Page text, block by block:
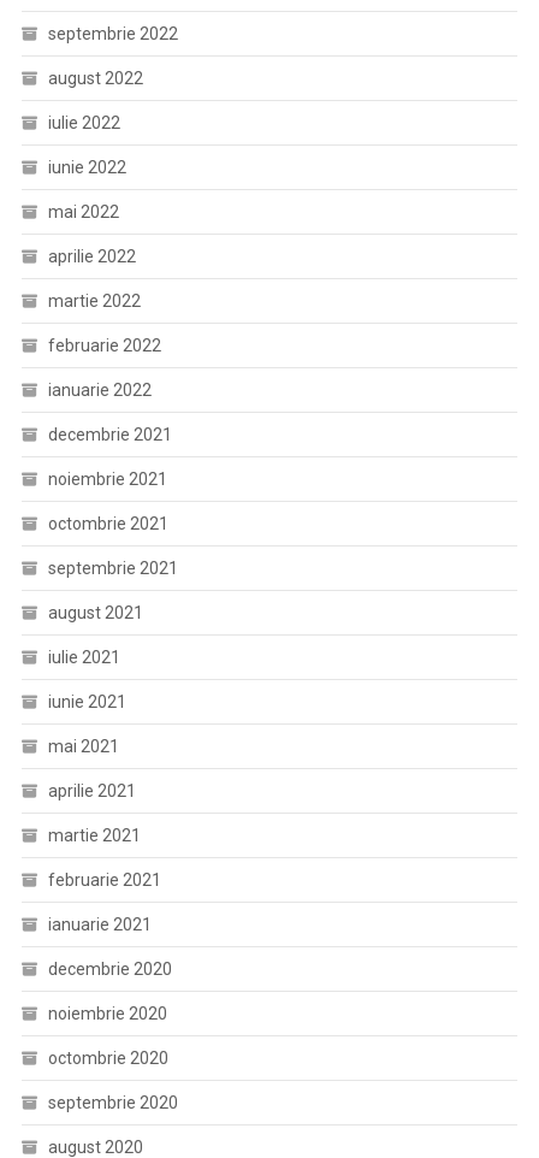
septembrie 2022
august 2022
iulie 2022
iunie 2022
mai 2022
aprilie 2022
martie 2022
februarie 2022
ianuarie 2022
decembrie 2021
noiembrie 2021
octombrie 2021
septembrie 2021
august 2021
iulie 2021
iunie 2021
mai 2021
aprilie 2021
martie 2021
februarie 2021
ianuarie 2021
decembrie 2020
noiembrie 2020
octombrie 2020
septembrie 2020
august 2020